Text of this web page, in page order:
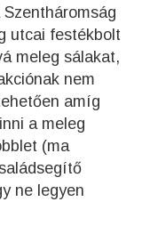
utcai festékbolt
meleg sálakat,
nem
amíg
a meleg
(ma
ne legyen